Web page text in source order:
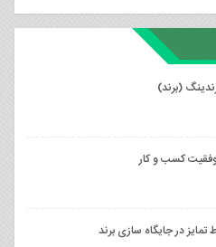
(برند)
کسب و کار
در جایگاه سازی برند